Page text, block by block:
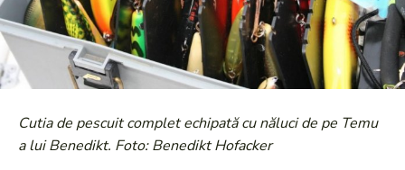
Cutia de pescuit complet echipată cu năluci de pe Temu
a lui Benedikt. Foto: Benedikt Hofacker